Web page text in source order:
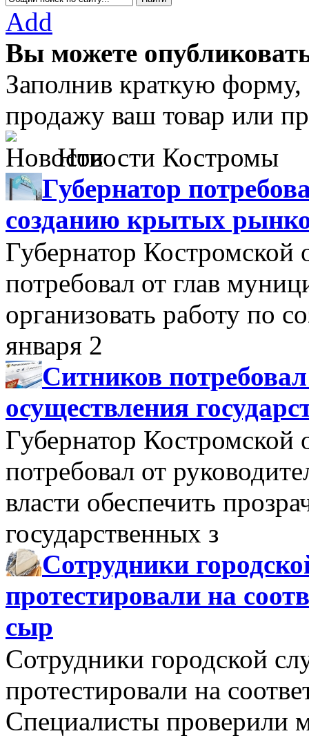
Add
Вы можете
Заполнив краткую
продажу ваш товар или
Новости Костромы
Губернатор
созданию крытых
Губернатор Костромской
потребовал от глав
организовать работу по
января 2
Ситников
осуществления
Губернатор Костромской
потребовал от
власти обеспечить
государственных з
Сотрудники
протестировали на
сыр
Сотрудники городской
протестировали на
Специалисты проверили